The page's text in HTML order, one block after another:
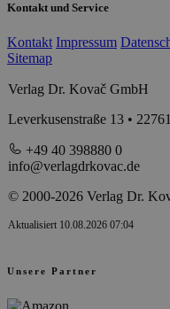
Kontakt und Service
Kontakt Impressum
Sitemap
Verlag Dr. Kovač GmbH
Leverkusenstraße 13 •
+49 40 398880 0
info@verlagdrkovac.de
© 2000-2026 Verlag Dr.
Aktualisiert 10.08.2026 07:04
Unsere Partner